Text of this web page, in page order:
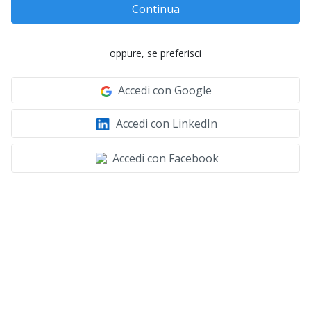
Continua
oppure, se preferisci
Accedi con Google
Accedi con LinkedIn
Accedi con Facebook